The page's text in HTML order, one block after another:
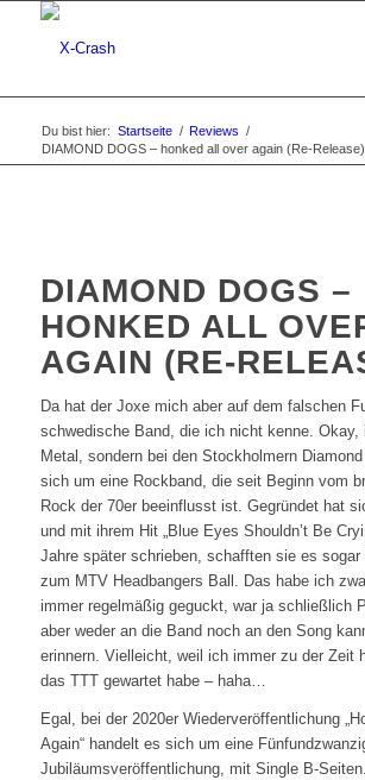
Du bist hier: Startseite / Reviews /
DIAMOND DOGS – honked all over again (Re-Release)
DIAMOND DOGS –
HONKED ALL
AGAIN (RE-
Da hat der Joxe mich aber auf dem falschen
schwedische Band, die ich nicht kenne. Okay,
Metal, sondern bei den Stockholmern
sich um eine Rockband, die seit Beginn vom
Rock der 70er beeinflusst ist. Gegründet hat
und mit ihrem Hit „Blue Eyes Shouldn’t Be
Jahre später schrieben, schafften sie es sogar
zum MTV Headbangers Ball. Das habe ich
immer regelmäßig geguckt, war ja schließlich
aber weder an die Band noch an den Song
erinnern. Vielleicht, weil ich immer zu der Zeit
das TTT gewartet habe – haha…
Egal, bei der 2020er Wiederveröffentlichung
Again“ handelt es sich um eine
Jubiläumsveröffentlichung, mit Single B-